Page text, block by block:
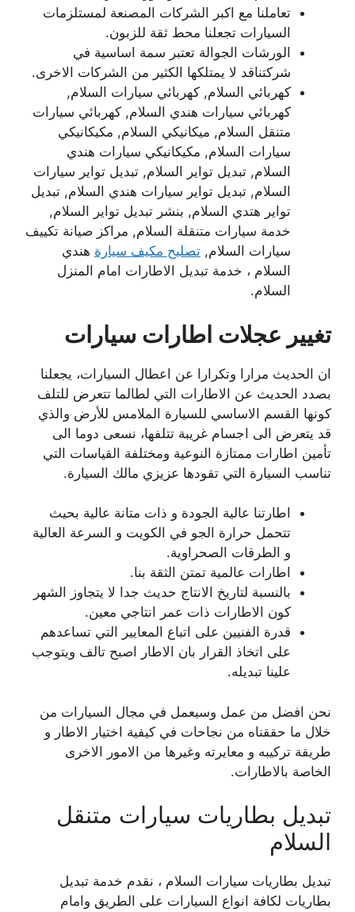
تعاملنا مع اكبر الشركات المصنعة لمستلزمات
السيارات تجعلنا محط ثقة للزبون.
الورشات الجوالة تعتبر سمة اساسية في
شركتناقد لا يمتلكها الكثير من الشركات الاخرى.
كهربائي السلام, كهربائي سيارات السلام,
كهربائي سيارات هندي السلام, كهربائي سيارات
متنقل السلام, ميكانيكي السلام, مكيكانيكي
سيارات السلام, مكيكانيكي سيارات هندي
السلام, تبديل تواير السلام, تبديل تواير سيارات
السلام, تبديل تواير سيارات هندي السلام, تبديل
تواير هتدي السلام, بنشر تبديل تواير السلام,
خدمة سيارات متنقلة السلام, مراكز صيانة تكييف
سيارات السلام, تصليح مكيف سيارة هندي
السلام ، خدمة تبديل الاطارات امام المنزل
السلام.
تغيير عجلات اطارات سيارات
ان الحديث مرارا وتكرارا عن اعطال السيارات، يجعلنا
بصدد الحديث عن الاطارات التي لطالما تتعرض للتلف
كونها القسم الاساسي للسيارة الملامس للأرض والذي
قد يتعرض الى اجسام غريبة تتلفها، نسعى دوما الى
تأمين اطارات ممتازة النوعية ومختلفة القياسات التي
تناسب السيارة التي تقودها عزيزي مالك السيارة.
اطارتنا عالية الجودة و ذات متانة عالية بحيث
تتحمل حرارة الجو في الكويت و السرعة العالية
و الطرقات الصحراوية.
اطارات عالمية تمتن الثقة بنا.
بالنسبة لتاريخ الانتاج حديث جدا لا يتجاوز الشهر
كون الاطارات ذات عمر انتاجي معين.
قدرة الفنيين على اتباع المعايير التي تساعدهم
على اتخاذ القرار بان الاطار اصبح تالف ويتوجب
علينا تبديله.
نحن افضل من عمل وسيعمل في مجال السيارات من
خلال ما حققناه من نجاحات في كيفية اختيار الاطار و
طريقة تركيبه و معايرته وغيرها من الامور الاخرى
الخاصة بالاطارات.
تبديل بطاريات سيارات متنقل
السلام
تبديل بطاريات سيارات السلام ، نقدم خدمة تبديل
بطاريات لكافة انواع السيارات على الطريق وامام